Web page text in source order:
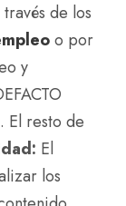
de los
o por
y
El resto de
El
los